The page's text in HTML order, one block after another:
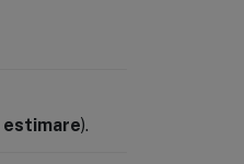
).